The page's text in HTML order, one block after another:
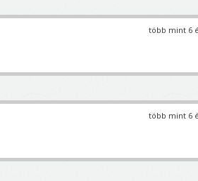
több mint 6
több mint 6